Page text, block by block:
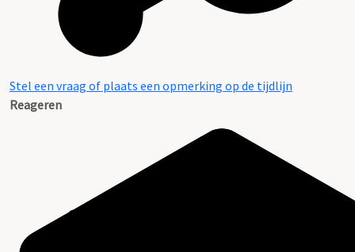
Stel een vraag of plaats een opmerking op de tijdlijn
Reageren